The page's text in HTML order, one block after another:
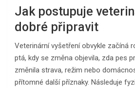
Jak postupuje
dobré připravit
Veterinární vyšetření obvykle začíná
ptá, kdy se změna objevila, zda pes
změnila strava, režim nebo
přítomné další příznaky. Následuje